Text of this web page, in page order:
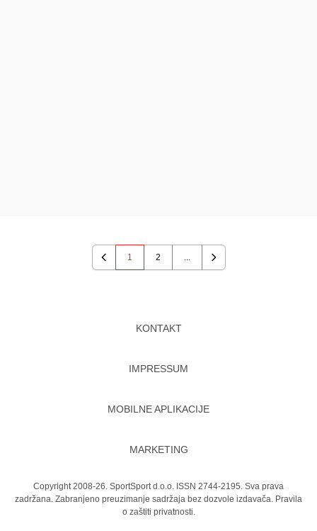
Previous
1 2 ...
Next
KONTAKT
IMPRESSUM
MOBILNE APLIKACIJE
MARKETING
Copyright 2008-26. SportSport d.o.o. ISSN 2744-2195. Sva prava
zadržana. Zabranjeno preuzimanje sadržaja bez dozvole izdavača. Pravila
o zaštiti privatnosti.